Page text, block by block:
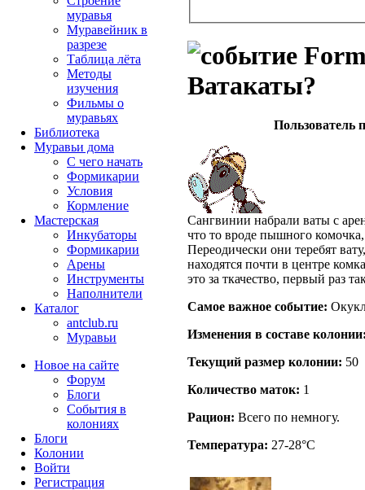
Ватакаты?
Пользователь
Сангвинии набрали ваты с
что то вроде пышного
Переодически они теребят
находятся почти в центре
это за ткачество, первый раз
Самое важное событие:
Изменения в составе
Текущий размер кoлонии: 50
Количество маток: 1
Рацион: Всего по немногу.
Температура: 27-28°C
муравья
Муравейник в
разрезе
Таблица лёта
Методы
изучения
Фильмы о
муравьях
Библиотека
Муравьи дома
С чего начать
Формикарии
Условия
Кормление
Мастерская
Инкубаторы
Формикарии
Арены
Инструменты
Наполнители
Каталог
antclub.ru
Муравьи
Новое на сайте
Форум
Блоги
События в
колониях
Блоги
Колонии
Войти
Peгиcтpaция